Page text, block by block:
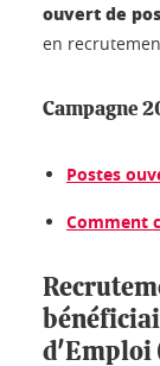
ouvert de
en
Campagne
Postes
Comment
d'Emploi